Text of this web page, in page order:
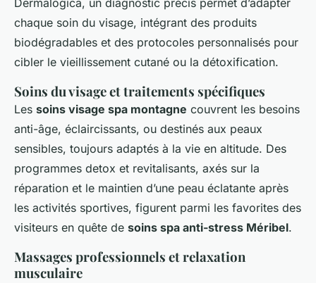
Dermalogica, un diagnostic précis permet d’adapter
chaque soin du visage, intégrant des produits
biodégradables et des protocoles personnalisés pour
cibler le vieillissement cutané ou la détoxification.
Soins du visage et traitements spécifiques
Les soins visage spa montagne couvrent les besoins
anti-âge, éclaircissants, ou destinés aux peaux
sensibles, toujours adaptés à la vie en altitude. Des
programmes detox et revitalisants, axés sur la
réparation et le maintien d’une peau éclatante après
les activités sportives, figurent parmi les favorites des
visiteurs en quête de soins spa anti-stress Méribel.
Massages professionnels et relaxation
musculaire